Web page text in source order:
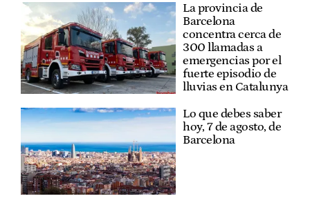
La provincia de
Barcelona
concentra cerca de
300 llamadas a
emergencias por el
fuerte episodio de
lluvias en Catalunya
Lo que debes saber
hoy, 7 de agosto, de
Barcelona